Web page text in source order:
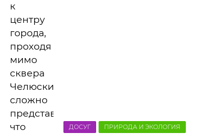
к
центру
города,
проходя
мимо
сквера
Челюскинцев,
сложно
представить,
что
ДОСУГ ПРИРОДА И ЭКОЛОГИЯ